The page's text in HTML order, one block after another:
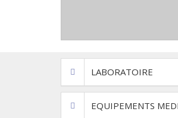
LABORATOIRE
EQUIPEMENTS